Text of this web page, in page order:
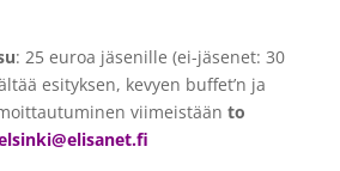
: 25 euroa jäsenille (ei-jäsenet: 30
esityksen, kevyen buffet’n ja
viimeistään to